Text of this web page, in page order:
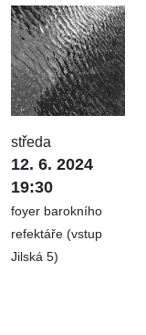
středa
12. 6. 2024
19:30
foyer barokního
refektáře (vstup
Jilská 5)